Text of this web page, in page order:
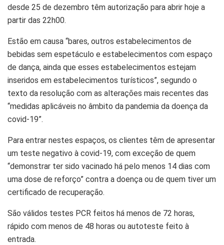
desde 25 de dezembro têm autorização para abrir hoje a
partir das 22h00.
Estão em causa “bares, outros estabelecimentos de
bebidas sem espetáculo e estabelecimentos com espaço
de dança, ainda que esses estabelecimentos estejam
inseridos em estabelecimentos turísticos”, segundo o
texto da resolução com as alterações mais recentes das
“medidas aplicáveis no âmbito da pandemia da doença da
covid-19”.
Para entrar nestes espaços, os clientes têm de apresentar
um teste negativo à covid-19, com exceção de quem
“demonstrar ter sido vacinado há pelo menos 14 dias com
uma dose de reforço” contra a doença ou de quem tiver um
certificado de recuperação.
São válidos testes PCR feitos há menos de 72 horas,
rápido com menos de 48 horas ou autoteste feito à
entrada.